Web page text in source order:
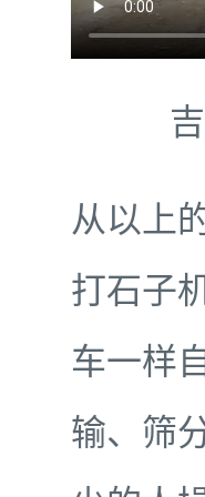
从以上
打石子
车一样
输、筛